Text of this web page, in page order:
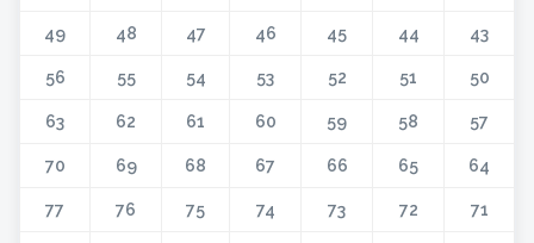
43
44
45
46
47
48
49
50
51
52
53
54
55
56
57
58
59
60
61
62
63
64
65
66
67
68
69
70
71
72
73
74
75
76
77